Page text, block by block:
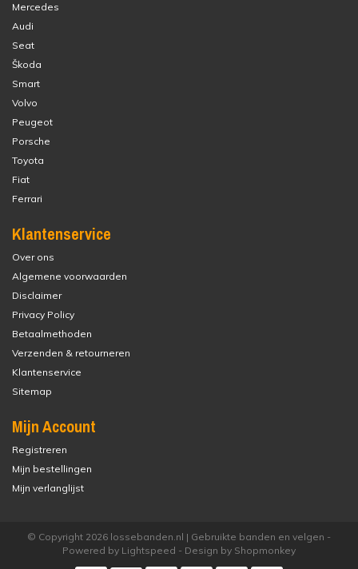
Mercedes
Audi
Seat
Škoda
Smart
Volvo
Peugeot
Porsche
Toyota
Fiat
Ferrari
Klantenservice
Over ons
Algemene voorwaarden
Disclaimer
Privacy Policy
Betaalmethoden
Verzenden & retourneren
Klantenservice
Sitemap
Mijn Account
Registreren
Mijn bestellingen
Mijn verlanglijst
© Copyright 2026 lossebanden.nl | Gebruikte banden en velgen -
Powered by Lightspeed - Design by Shopmonkey